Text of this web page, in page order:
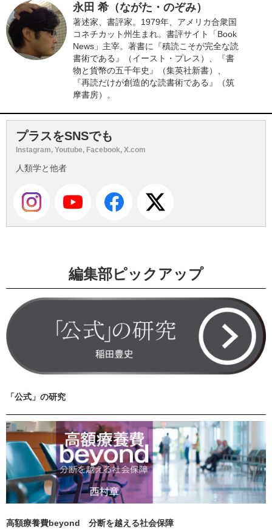
永田 希（ながた・のぞみ）
著述家、書評家。1979年、アメリカ合衆国
コネチカット州生まれ。書評サイト「Book
News」主宰。著書に『積読こそが完全な読
書術である』（イースト・プレス）、『書
物と貨幣の五千年史』（集英社新書）、
『再読だけが創造的な読書術である』（筑
摩書房）。
プラスをSNSでも
Instagram, Youtube, Facebook, X.com
人類学と他者
編集部ピックアップ
「公式」の研究
高額療養費beyond 分断を越える社会保障